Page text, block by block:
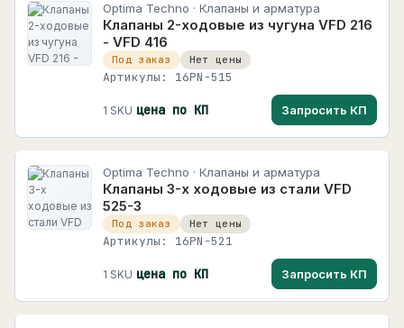
Optima Techno · Клапаны и арматура
Клапаны 2-ходовые из чугуна VFD 216
- VFD 416
Под заказ Нет цены
Артикулы: 16PN-515
1 SKU цена по КП Запросить КП
Optima Techno · Клапаны и арматура
Клапаны 3-х ходовые из стали VFD
525-3
Под заказ Нет цены
Артикулы: 16PN-521
1 SKU цена по КП Запросить КП